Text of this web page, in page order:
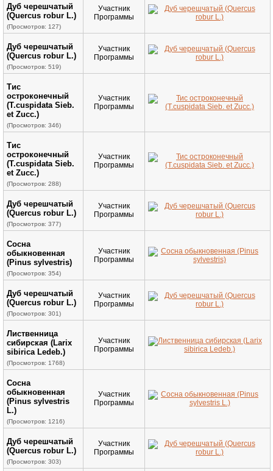
Дуб черешчатый
(Quercus robur L.)
(Просмотров: 127)
Участник
Программы
Дуб черешчатый
(Quercus robur L.)
(Просмотров: 519)
Участник
Программы
Тис
остроконечный
(T.cuspidata Sieb.
et Zucc.)
(Просмотров: 346)
Участник
Программы
Тис
остроконечный
(T.cuspidata Sieb.
et Zucc.)
(Просмотров: 288)
Участник
Программы
Дуб черешчатый
(Quercus robur L.)
(Просмотров: 377)
Участник
Программы
Сосна
обыкновенная
(Pinus sylvestris)
(Просмотров: 354)
Участник
Программы
Дуб черешчатый
(Quercus robur L.)
(Просмотров: 301)
Участник
Программы
Лиственница
сибирская (Larix
sibirica Ledeb.)
(Просмотров: 1768)
Участник
Программы
Сосна
обыкновенная
(Pinus sylvestris
L.)
(Просмотров: 1216)
Участник
Программы
Дуб черешчатый
(Quercus robur L.)
(Просмотров: 303)
Участник
Программы